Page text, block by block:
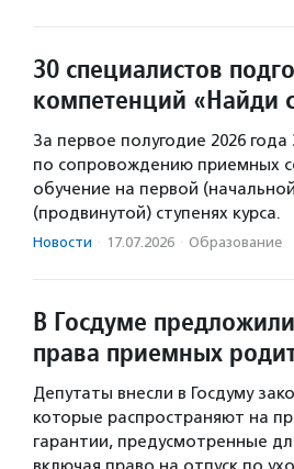
30 специалистов
компетенций «Найди
За первое полугодие 2026 года
по сопровождению приемных
обучение на первой
(продвинутой) ступенях курса.
Новости · 17.07.2026 · Образование
В Госдуме
права приемных
Депутаты внесли в Госдуму
которые распространяют на
гарантии, предусмотренные